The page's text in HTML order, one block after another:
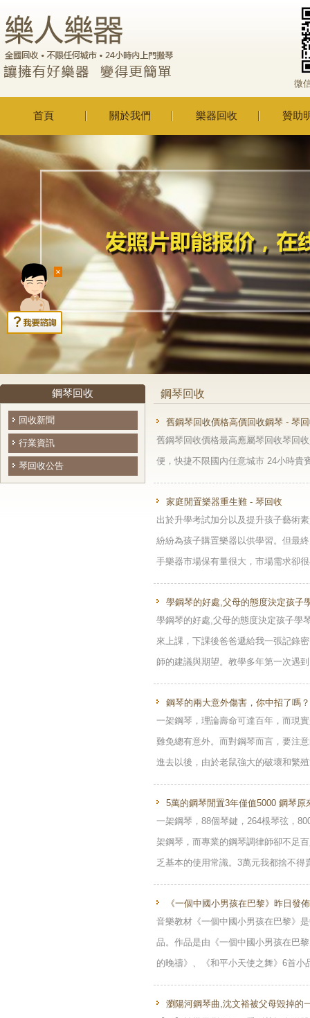
微
首頁 關於我們 樂器回收 贊助
鋼琴回收
回收新聞
行業資訊
琴回收公告
鋼琴回收
舊鋼琴回收價格高價回收鋼琴 - 琴
舊鋼琴回收價格最高應屬琴回收琴回
便，快捷不限國內任意城市 24小時貴
家庭閒置樂器重生難 - 琴回收
出於升學考試加分以及提升孩子藝術
紛紛為孩子購置樂器以供學習。但最
手樂器市場保有量很大，市場需求卻
學鋼琴的好處,父母的態度決定孩子
學鋼琴的好處,父母的態度決定孩子學
來上課，下課後爸爸遞給我一張記錄
師的建議與期望。教學多年第一次遇
鋼琴的兩大意外傷害，你中招了嗎
一架鋼琴，理論壽命可達百年，而現
難免總有意外。而對鋼琴而言，要注
進去以後，由於老鼠強大的破壞和繁
5萬的鋼琴閒置3年僅值5000 鋼琴原
一架鋼琴，88個琴鍵，264根琴弦，
架鋼琴，而專業的鋼琴調律師卻不足
乏基本的使用常識。3萬元我都捨不得
《一個中國小男孩在巴黎》昨日發
音樂教材《一個中國小男孩在巴黎》
品。作品是由《一個中國小男孩在巴
的晚禱》、《和平小天使之舞》6首小
瀏陽河鋼琴曲,沈文裕被父母毀掉的
×